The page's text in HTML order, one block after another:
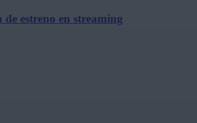
de estreno en streaming